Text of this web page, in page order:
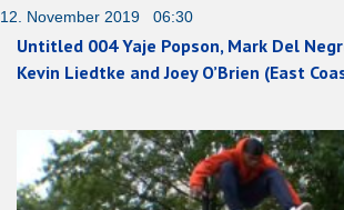
12. November 2019 06:30
Untitled 004 Yaje Popson, Mark Del
Kevin Liedtke and Joey O’Brien (East